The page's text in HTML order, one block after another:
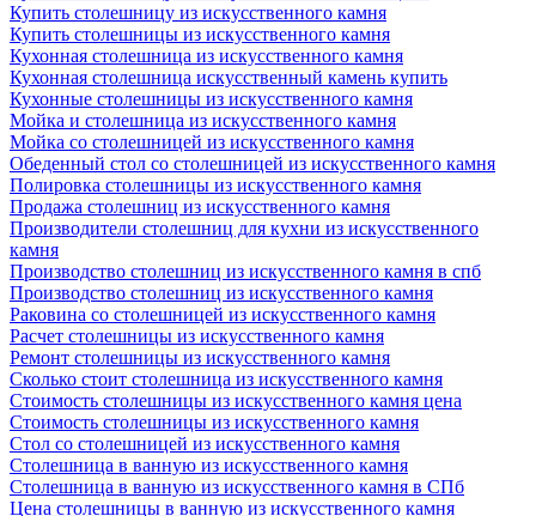
Купить столешницу из искусственного камня
Купить столешницы из искусственного камня
Кухонная столешница из искусственного камня
Кухонная столешница искусственный камень купить
Кухонные столешницы из искусственного камня
Мойка и столешница из искусственного камня
Мойка со столешницей из искусственного камня
Обеденный стол со столешницей из искусственного камня
Полировка столешницы из искусственного камня
Продажа столешниц из искусственного камня
Производители столешниц для кухни из искусственного
камня
Производство столешниц из искусственного камня в спб
Производство столешниц из искусственного камня
Раковина со столешницей из искусственного камня
Расчет столешницы из искусственного камня
Ремонт столешницы из искусственного камня
Сколько стоит столешница из искусственного камня
Стоимость столешницы из искусственного камня цена
Стоимость столешницы из искусственного камня
Стол со столешницей из искусственного камня
Столешница в ванную из искусственного камня
Столешница в ванную из искусственного камня в СПб
Цена столешницы в ванную из искусственного камня